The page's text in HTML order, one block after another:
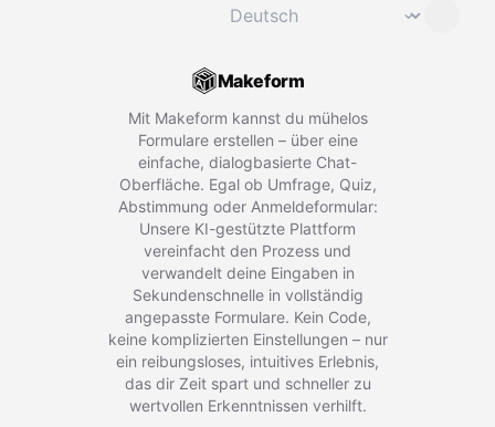
⌄
Makeform
Mit Makeform kannst du mühelos
Formulare erstellen – über eine
einfache, dialogbasierte Chat-
Oberfläche. Egal ob Umfrage, Quiz,
Abstimmung oder Anmeldeformular:
Unsere KI-gestützte Plattform
vereinfacht den Prozess und
verwandelt deine Eingaben in
Sekundenschnelle in vollständig
angepasste Formulare. Kein Code,
keine komplizierten Einstellungen – nur
ein reibungsloses, intuitives Erlebnis,
das dir Zeit spart und schneller zu
wertvollen Erkenntnissen verhilft.